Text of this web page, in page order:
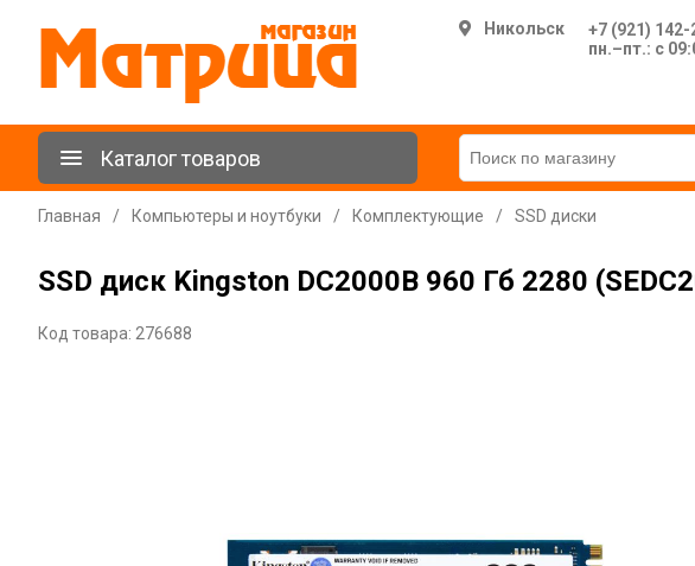
Никольск
+7 (921)
пн.–пт.: с
Каталог товаров
Главная / Компьютеры и ноутбуки / Комплектующие / SSD диски
SSD диск Kingston DC2000B 960 Гб 2280
Код товара: 276688